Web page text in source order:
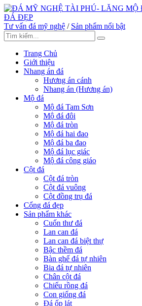
Tư vấn đá mỹ nghệ / Sản phẩm nổi bật
Trang Chủ
Giới thiệu
Nhang án đá
Hương án cánh
Nhang án (Hương án)
Mộ đá
Mộ đá Tam Sơn
Mộ đá đôi
Mộ đá tròn
Mộ đá hai đao
Mộ đá ba đao
Mộ đá lục giác
Mộ đá công giáo
Cột đá
Cột đá tròn
Cột đá vuông
Cột đồng trụ đá
Cổng đá đẹp
Sản phẩm khác
Cuốn thư đá
Lan can đá
Lan can đá biệt thự
Bậc thềm đá
Bàn ghế đá tự nhiên
Bia đá tự nhiên
Chân cột đá
Chiếu rồng đá
Con giống đá
Đá ốp lát